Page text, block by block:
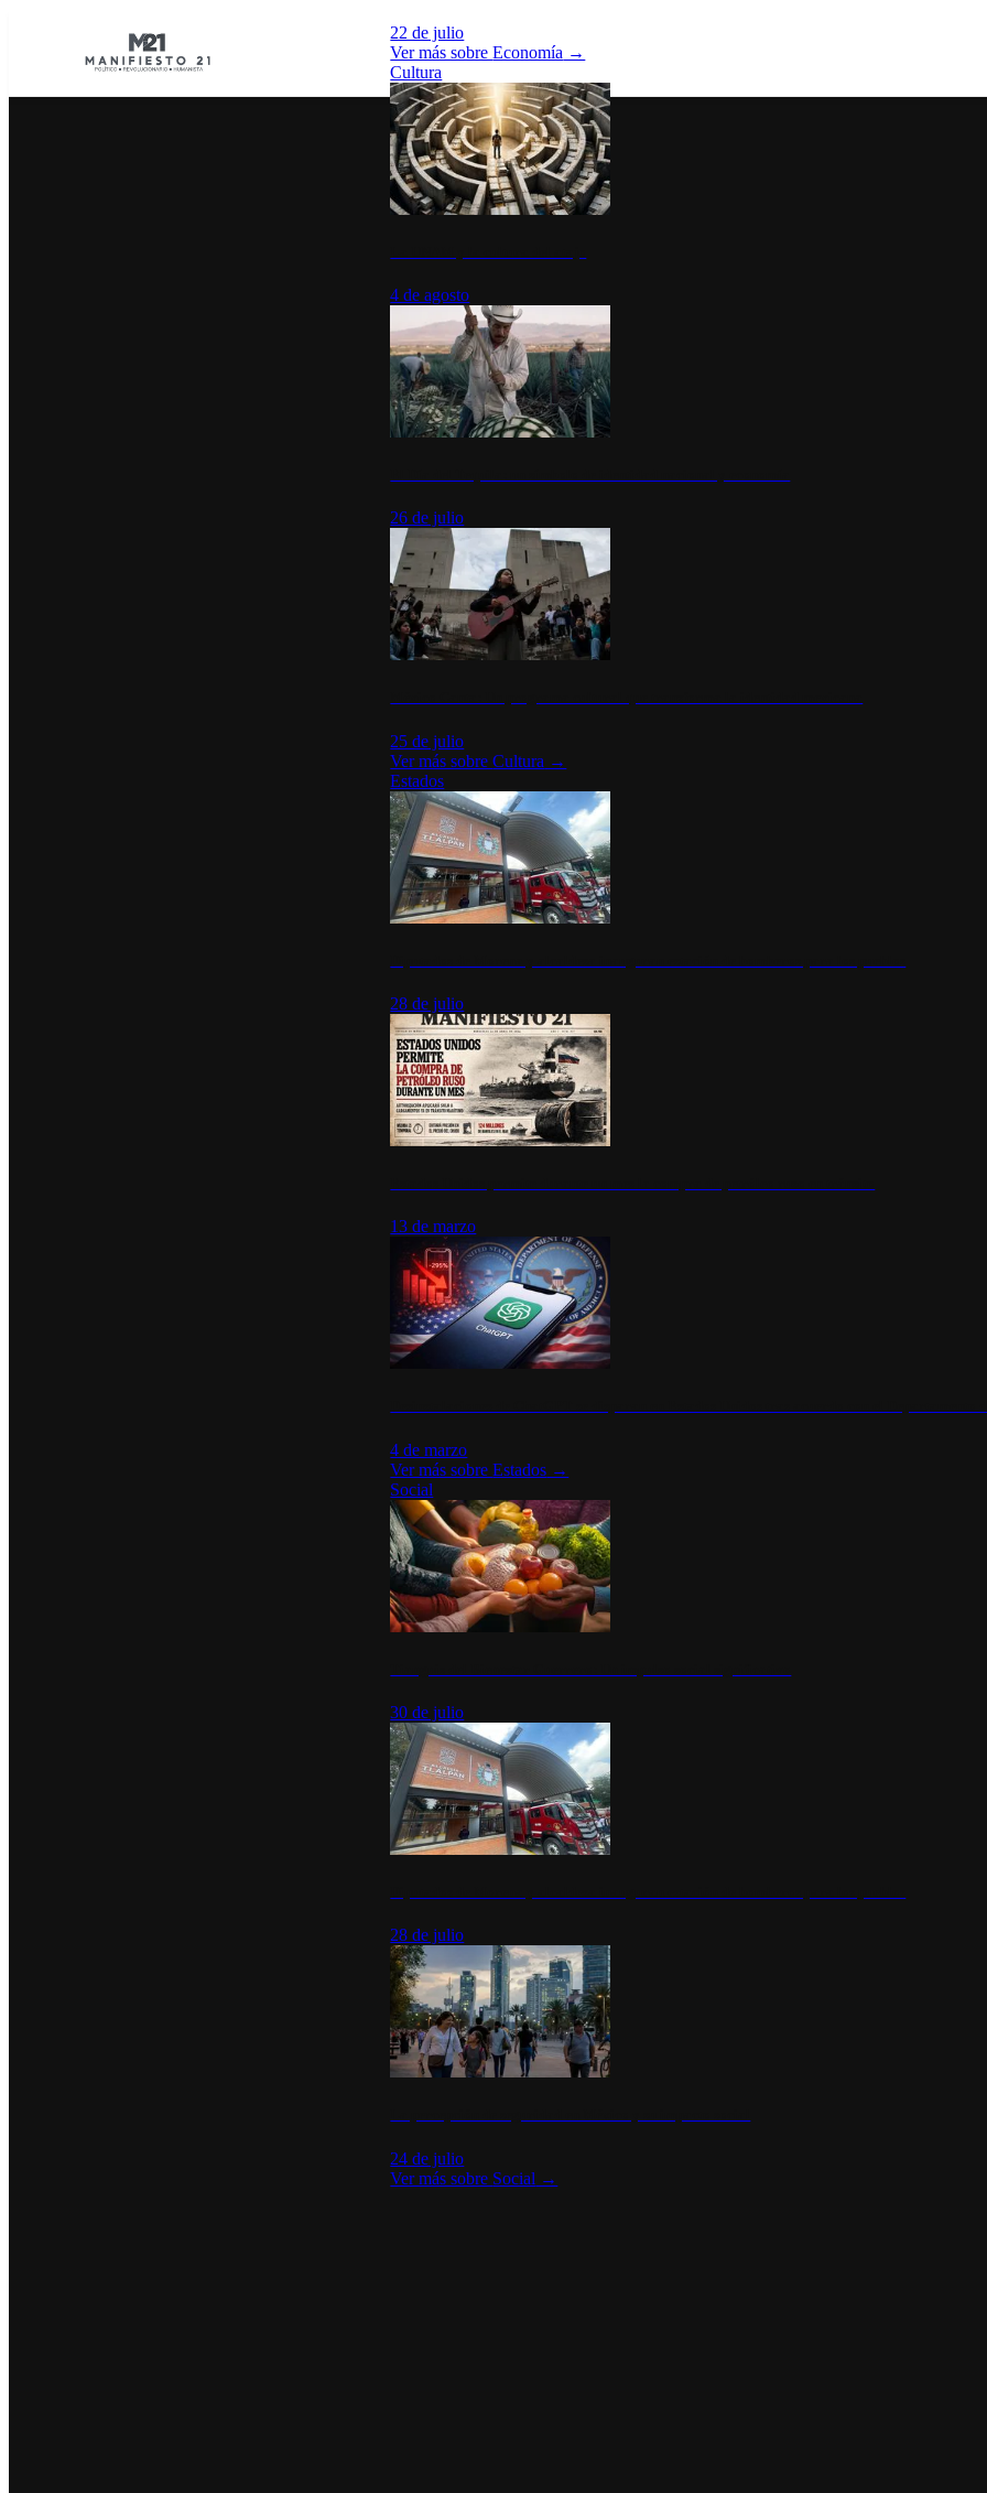
22 de julio
Ver más sobreEconomía →
Cultura
4 de agosto
26 de julio
25 de julio
Ver más sobreCultura →
Estados
28 de julio
13 de marzo
4 de marzo
Ver más sobreEstados →
Social
30 de julio
28 de julio
24 de julio
Ver más sobre Social →